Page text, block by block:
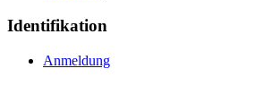
Identifikation
Anmeldung